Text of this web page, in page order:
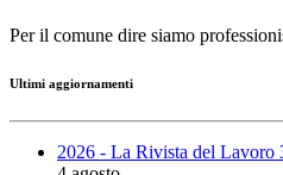
Per il comune dire siamo
Ultimi aggiornamenti
2026 - La Rivista del Lavoro